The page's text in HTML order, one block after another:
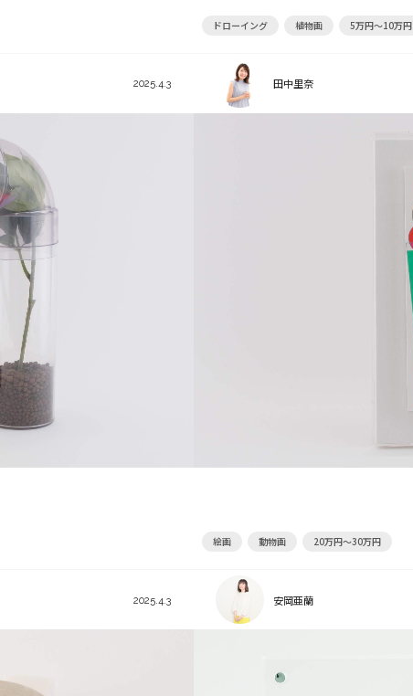
2025.4.3
ドローイング 植物画 5万円～10万円
田中里奈
2025.4.3
絵画 動物画 20万円～30万円
安岡亜蘭